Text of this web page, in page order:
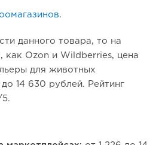
.
данного товара, то на
как Ozon и Wildberries, цена
для животных
14 630 рублей. Рейтинг
5.